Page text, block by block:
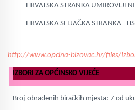
HRVATSKA STRANKA
HRVATSKA SELJAČKA STRANKA -
http://www.opcina-bizovac.hr/files/
IZBORI ZA OPĆINSKO VIJEĆE
Broj obrađenih biračkih mjesta: 7 od